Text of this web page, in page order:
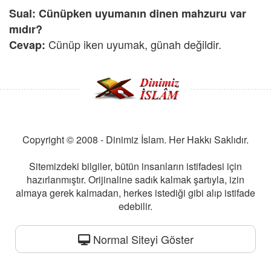
Sual: Cünüpken uyumanın dinen mahzuru var
mıdır?
Cevap: Cünüp iken uyumak, günah değildir.
Copyright © 2008 - Dinimiz İslam. Her Hakkı Saklıdır.
Sitemizdeki bilgiler, bütün insanların istifadesi için
hazırlanmıştır. Orijinaline sadık kalmak şartıyla, izin
almaya gerek kalmadan, herkes istediği gibi alıp istifade
edebilir.
Normal Siteyi Göster